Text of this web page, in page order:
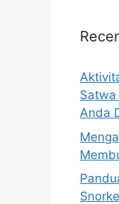
Satwa
Anda